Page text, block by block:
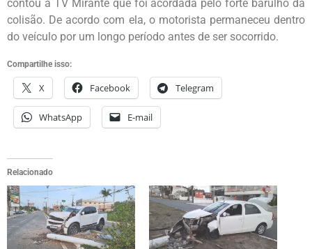
contou à TV Mirante que foi acordada pelo forte barulho da
colisão. De acordo com ela, o motorista permaneceu dentro
do veículo por um longo período antes de ser socorrido.
Compartilhe isso:
X Facebook Telegram
WhatsApp E-mail
Relacionado